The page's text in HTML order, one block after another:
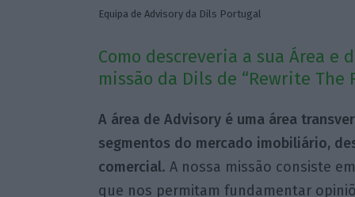
Equipa de Advisory da Dils Portugal
Como descreveria a sua Área
missão da Dils de “Rewrite
A área de Advisory é uma área
segmentos do mercado imobiliário,
comercial. A nossa missão consiste
que nos permitam fundamentar